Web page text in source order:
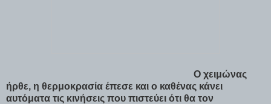
Ο χειμώνας
ήρθε, η θερμοκρασία έπεσε και ο καθένας κάνει
αυτόματα τις κινήσεις που πιστεύει ότι θα τον